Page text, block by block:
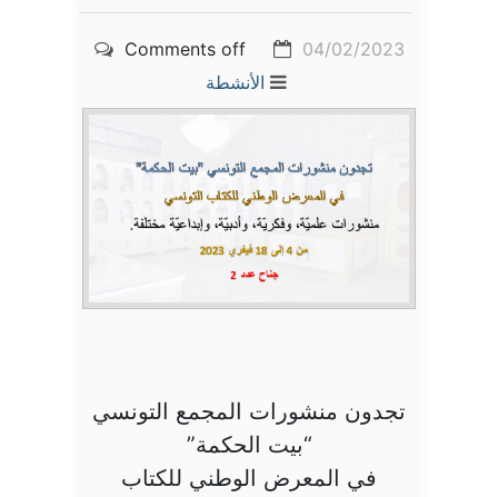
04/02/2023
Comments off
الأنشطة
تجدون منشورات المجمع التونسي
“بيت الحكمة”
في المعرض الوطني للكتاب